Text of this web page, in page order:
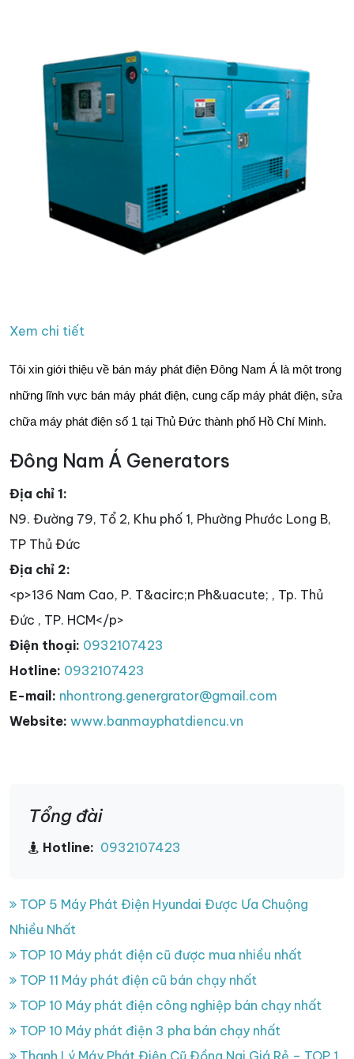
Xem chi tiết
Tôi xin giới thiệu về bán máy phát điện Đông Nam Á là một trong
những lĩnh vực bán máy phát điện, cung cấp máy phát điện, sửa
chữa máy phát điện số 1 tại Thủ Đức thành phố Hồ Chí Minh.
Đông Nam Á Generators
Địa chỉ 1:
N9. Đường 79, Tổ 2, Khu phố 1, Phường Phước Long B,
TP Thủ Đức
Địa chỉ 2:
<p>136 Nam Cao, P. T&acirc;n Ph&uacute; , Tp. Thủ
Đức , TP. HCM</p>
Điện thoại: 0932107423
Hotline: 0932107423
E-mail: nhontrong.genergrator@gmail.com
Website: www.banmayphatdiencu.vn
Tổng đài
Hotline: 0932107423
TOP 5 Máy Phát Điện Hyundai Được Ưa Chuộng
Nhiều Nhất
TOP 10 Máy phát điện cũ được mua nhiều nhất
TOP 11 Máy phát điện cũ bán chạy nhất
TOP 10 Máy phát điện công nghiệp bán chạy nhất
TOP 10 Máy phát điện 3 pha bán chạy nhất
Thanh Lý Máy Phát Điện Cũ Đồng Nai Giá Rẻ – TOP 1